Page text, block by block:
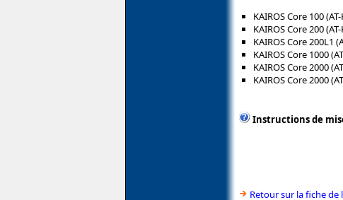
KAIROS Core 100
KAIROS Core 200
KAIROS Core 200L1
KAIROS Core 1000
KAIROS Core 2000
KAIROS Core 2000
Instructions de
Retour sur la fiche de